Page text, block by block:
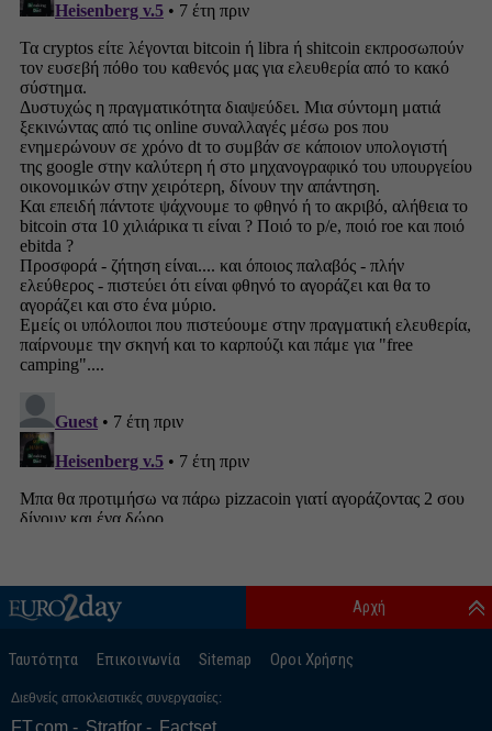
Ταυτότητα Επικοινωνία Sitemap Οροι Χρήσης
Αρχή
Διεθνείς αποκλειστικές συνεργασίες:
FT.com Stratfor Factset